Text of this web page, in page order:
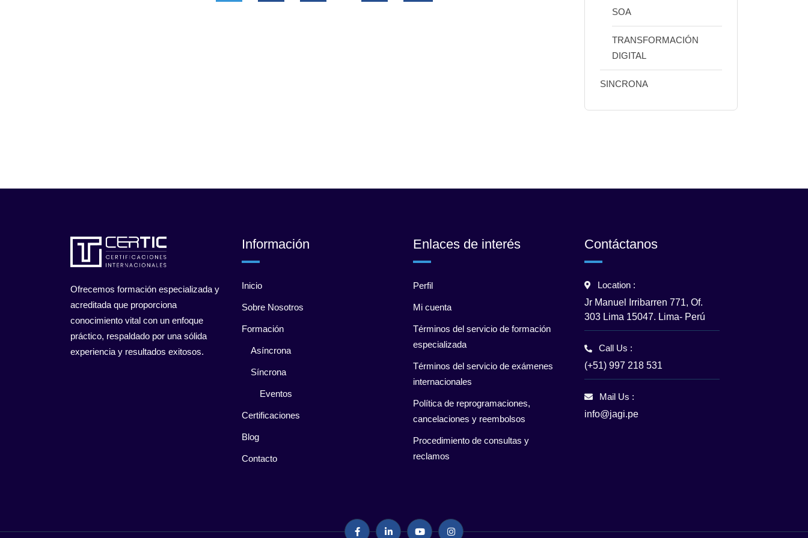
SOA
TRANSFORMACIÓN
DIGITAL
SINCRONA
Ofrecemos formación especializada y
acreditada que proporciona
conocimiento vital con un enfoque
práctico, respaldado por una sólida
experiencia y resultados exitosos.
Información
Inicio
Sobre Nosotros
Formación
Asíncrona
Síncrona
Eventos
Certificaciones
Blog
Contacto
Enlaces de interés
Perfil
Mi cuenta
Términos del servicio de formación
especializada
Términos del servicio de exámenes
internacionales
Política de reprogramaciones,
cancelaciones y reembolsos
Procedimiento de consultas y
reclamos
Contáctanos
Location :
Jr Manuel Irribarren 771, Of.
303 Lima 15047. Lima- Perú
Call Us :
(+51) 997 218 531
Mail Us :
info@jagi.pe